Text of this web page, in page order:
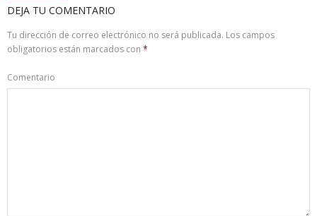
DEJA TU COMENTARIO
Tu dirección de correo electrónico no será publicada. Los campos
obligatorios están marcados con *
Comentario